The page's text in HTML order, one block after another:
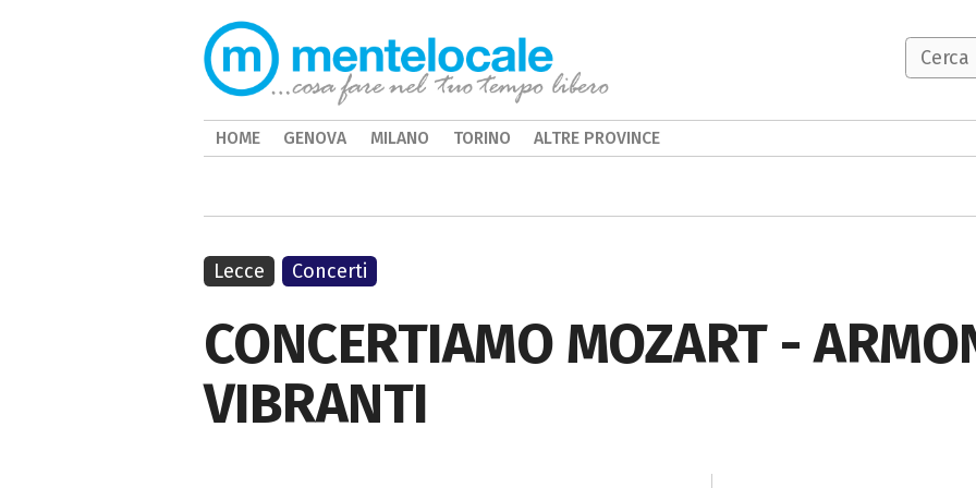
CONCERTIAMO MOZART -
VIBRANTI
Lecce Concerti
HOME GENOVA MILANO TORINO ALTRE PROVINCE